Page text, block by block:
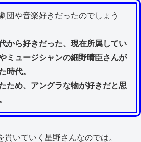
団や音楽好きだったのでしょう
から好きだった、現在所属してい
ミュージシャンの細野晴臣さんが
時代。
ため、アングラな物が好きだと思
貫いていく星野さんなのでは。